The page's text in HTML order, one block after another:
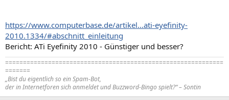
https://www.computerbase.de/artikel...ati-eyefinity-
2010.1334/#abschnitt_einleitung
Bericht: ATi Eyefinity 2010 - Günstiger und besser?
=============================================================
=======
„Bist du eigentlich so ein Spam-Bot,
der in Internetforen sich anmeldet und Buzzword-Bingo spielt?“ – Sontin